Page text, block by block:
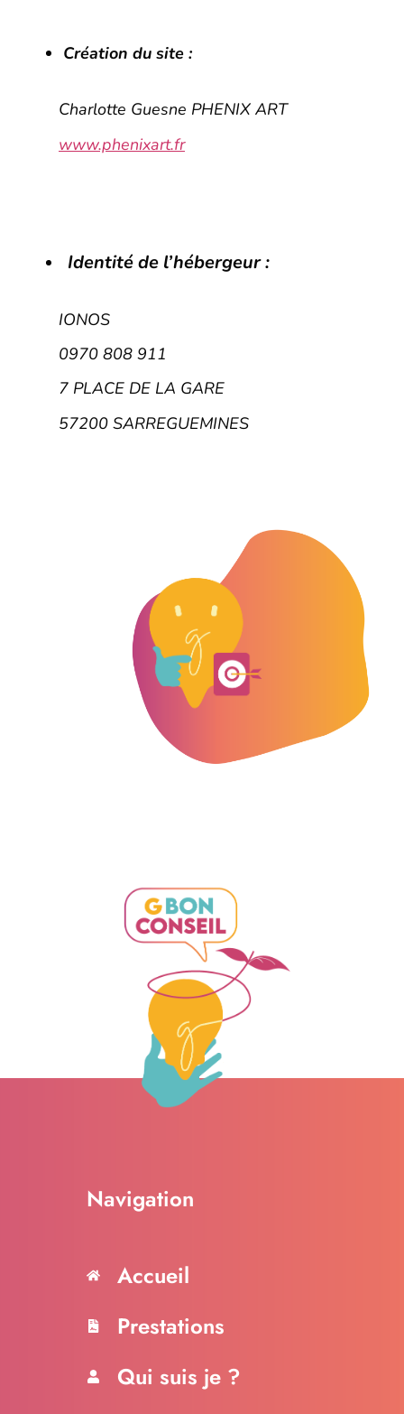
Création du site :
Charlotte Guesne PHENIX ART
www.phenixart.fr
Identité de l’hébergeur :
IONOS
0970 808 911
7 PLACE DE LA GARE
57200 SARREGUEMINES
Navigation
Accueil
Prestations
Qui suis je ?